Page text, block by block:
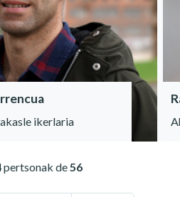
ikerlaria
pertsonak de56